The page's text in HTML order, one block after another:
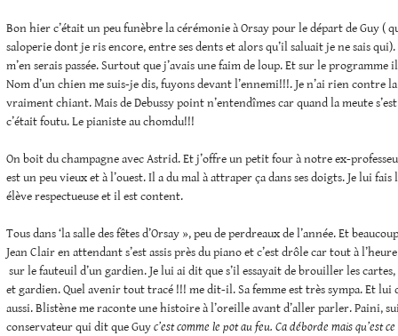
Bon hier c’était un peu funèbre la cérémonie à Orsay pour le départ de Guy (
saloperie dont je ris encore, entre ses dents et alors qu’il saluait je ne sais
m’en serais passée. Surtout que j’avais une faim de loup. Et sur le programme
Nom d’un chien me suis-je dis, fuyons devant l’ennemi!!!. Je n’ai rien contre
vraiment chiant. Mais de Debussy point n’entendîmes car quand la meute
c’était foutu. Le pianiste au chomdu!!!
On boit du champagne avec Astrid. Et j’offre un petit four à notre ex-
est un peu vieux et à l’ouest. Il a du mal à attraper ça dans ses doigts. Je lui fais
élève respectueuse et il est content.
Tous dans ‘la salle des fêtes d’Orsay », peu de perdreaux de l’année. Et
Jean Clair en attendant s’est assis près du piano et c’est drôle car tout à
sur le fauteuil d’un gardien. Je lui ai dit que s’il essayait de brouiller les
et gardien. Quel avenir tout tracé !!! me dit-il. Sa femme est très sympa. Et lui
aussi. Blistène me raconte une histoire à l’oreille avant d’aller parler. Paini,
conservateur qui dit que Guyc’est comme le pot au feu. Ca déborde mais qu’est ce